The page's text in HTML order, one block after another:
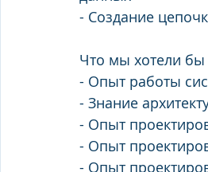
- Создание
Что мы хотели бы
- Опыт работы
- Знание
- Опыт
- Опыт
- Опыт